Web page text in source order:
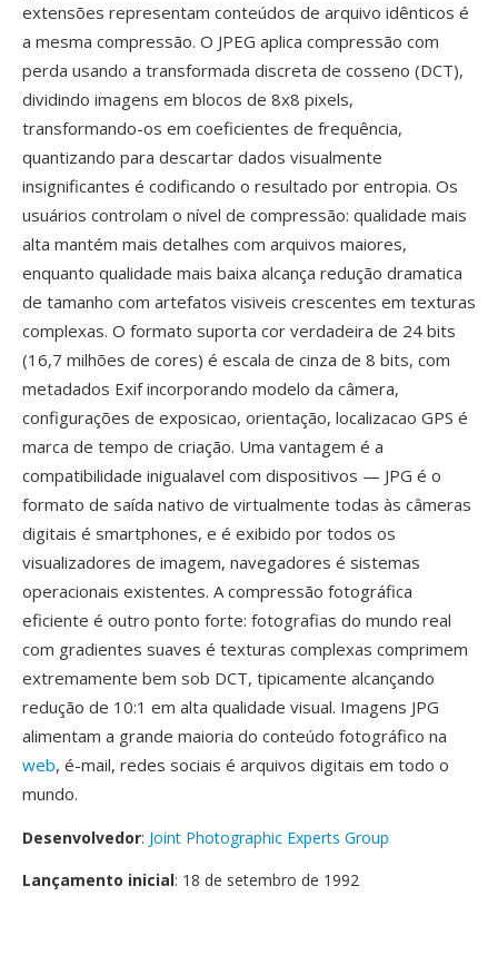
extensões representam conteúdos de arquivo idênticos é
a mesma compressão. O JPEG aplica compressão com
perda usando a transformada discreta de cosseno (DCT),
dividindo imagens em blocos de 8x8 pixels,
transformando-os em coeficientes de frequência,
quantizando para descartar dados visualmente
insignificantes é codificando o resultado por entropia. Os
usuários controlam o nível de compressão: qualidade mais
alta mantém mais detalhes com arquivos maiores,
enquanto qualidade mais baixa alcança redução dramatica
de tamanho com artefatos visiveis crescentes em texturas
complexas. O formato suporta cor verdadeira de 24 bits
(16,7 milhões de cores) é escala de cinza de 8 bits, com
metadados Exif incorporando modelo da câmera,
configurações de exposicao, orientação, localizacao GPS é
marca de tempo de criação. Uma vantagem é a
compatibilidade inigualavel com dispositivos — JPG é o
formato de saída nativo de virtualmente todas às câmeras
digitais é smartphones, e é exibido por todos os
visualizadores de imagem, navegadores é sistemas
operacionais existentes. A compressão fotográfica
eficiente é outro ponto forte: fotografias do mundo real
com gradientes suaves é texturas complexas comprimem
extremamente bem sob DCT, tipicamente alcançando
redução de 10:1 em alta qualidade visual. Imagens JPG
alimentam a grande maioria do conteúdo fotográfico na
web, é-mail, redes sociais é arquivos digitais em todo o
mundo.
Desenvolvedor: Joint Photographic Experts Group
Lançamento inicial: 18 de setembro de 1992